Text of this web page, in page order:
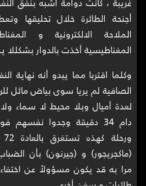
أجنحة الطائرة خلال تحليقها
الملاحة الالكترونية و
المغناطيسية أخذت بالدوار
وكلما اقتربا مما يبدو أنه نهاية
الصافية لم يريا سوى بياض مائل
لعدة أميال وبلا محيط لا سماء
دام 34 دقيقة وجدوا
(ماكجريجور) و (جيرنون) بأن